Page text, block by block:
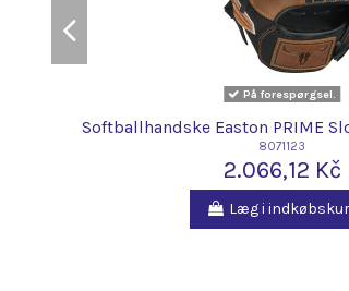
På forespørgsel.
Softballhandske Easton PRIME
8071123
2.066,12 Kč
Læg i